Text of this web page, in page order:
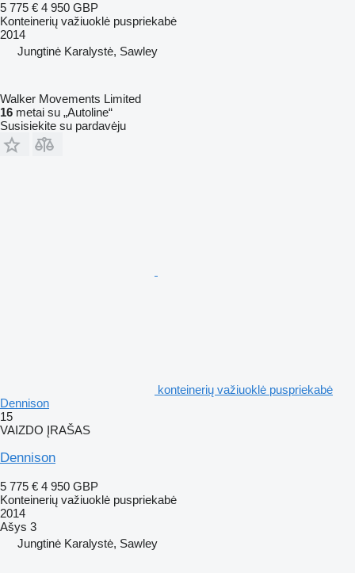
5 775 € 4 950 GBP
Konteinerių važiuoklė puspriekabė
2014
Jungtinė Karalystė, Sawley
Walker Movements Limited
16 metai su „Autoline“
Susisiekite su pardavėju
konteinerių važiuoklė puspriekabė
Dennison
15
VAIZDO ĮRAŠAS
Dennison
5 775 € 4 950 GBP
Konteinerių važiuoklė puspriekabė
2014
Ašys 3
Jungtinė Karalystė, Sawley